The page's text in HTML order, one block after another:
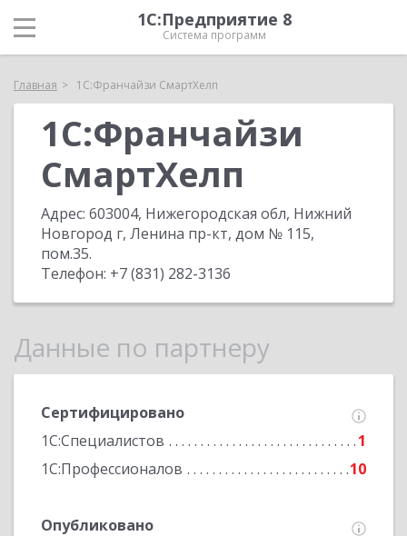
1С:Предприятие 8
Система программ
Главная 1С:Франчайзи СмартХелп
1С:Франчайзи
СмартХелп
Адрес: 603004, Нижегородская обл, Нижний
Новгород г, Ленина пр-кт, дом № 115,
пом.35.
Телефон: +7 (831) 282-3136
Данные по партнеру
Сертифицировано
1С:Специалистов
1
1С:Профессионалов
10
Опубликовано